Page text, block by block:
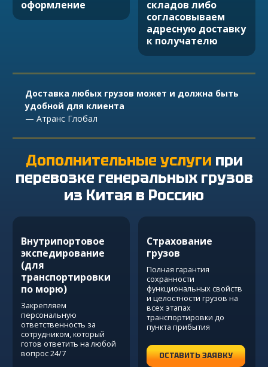
оформление
складов либо
согласовываем
адресную доставку
к получателю
Доставка любых грузов может и должна быть
удобной для клиента
— Атранс Глобал
Дополнительные услуги при
перевозке генеральных грузов
из Китая в Россию
Внутрипортовое
экспедирование
(для
транспортировки
по морю)
Закрепляем
персональную
ответственность за
сотрудником, который
готов ответить на любой
вопрос 24/7
Страхование
грузов
Полная гарантия
сохранности
функциональных свойств
и целостности грузов на
всех этапах
транспортировки до
пункта прибытия
ОСТАВИТЬ ЗАЯВКУ